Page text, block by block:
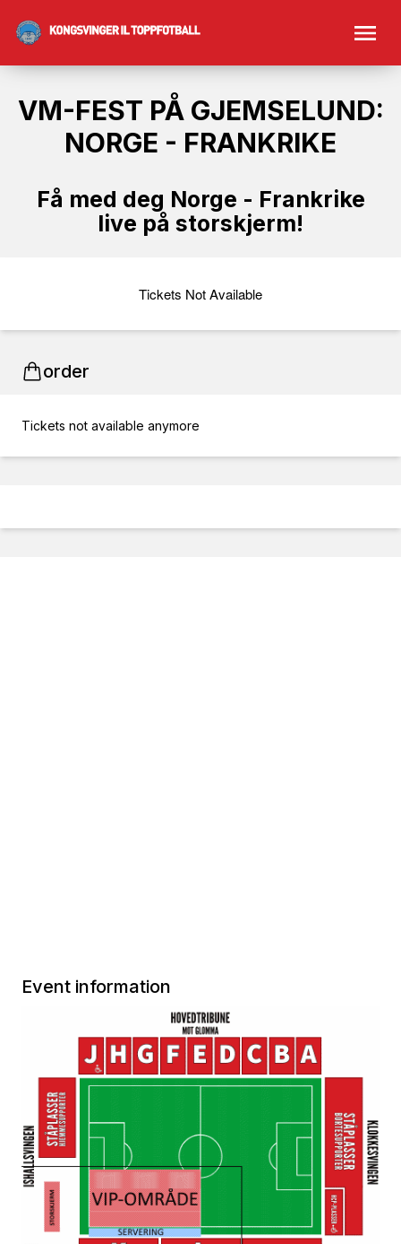
VM-FEST PÅ GJEMSELUND:
NORGE - FRANKRIKE
Få med deg Norge - Frankrike
live på storskjerm!
Tickets Not Available
order
Tickets not available anymore
Event information